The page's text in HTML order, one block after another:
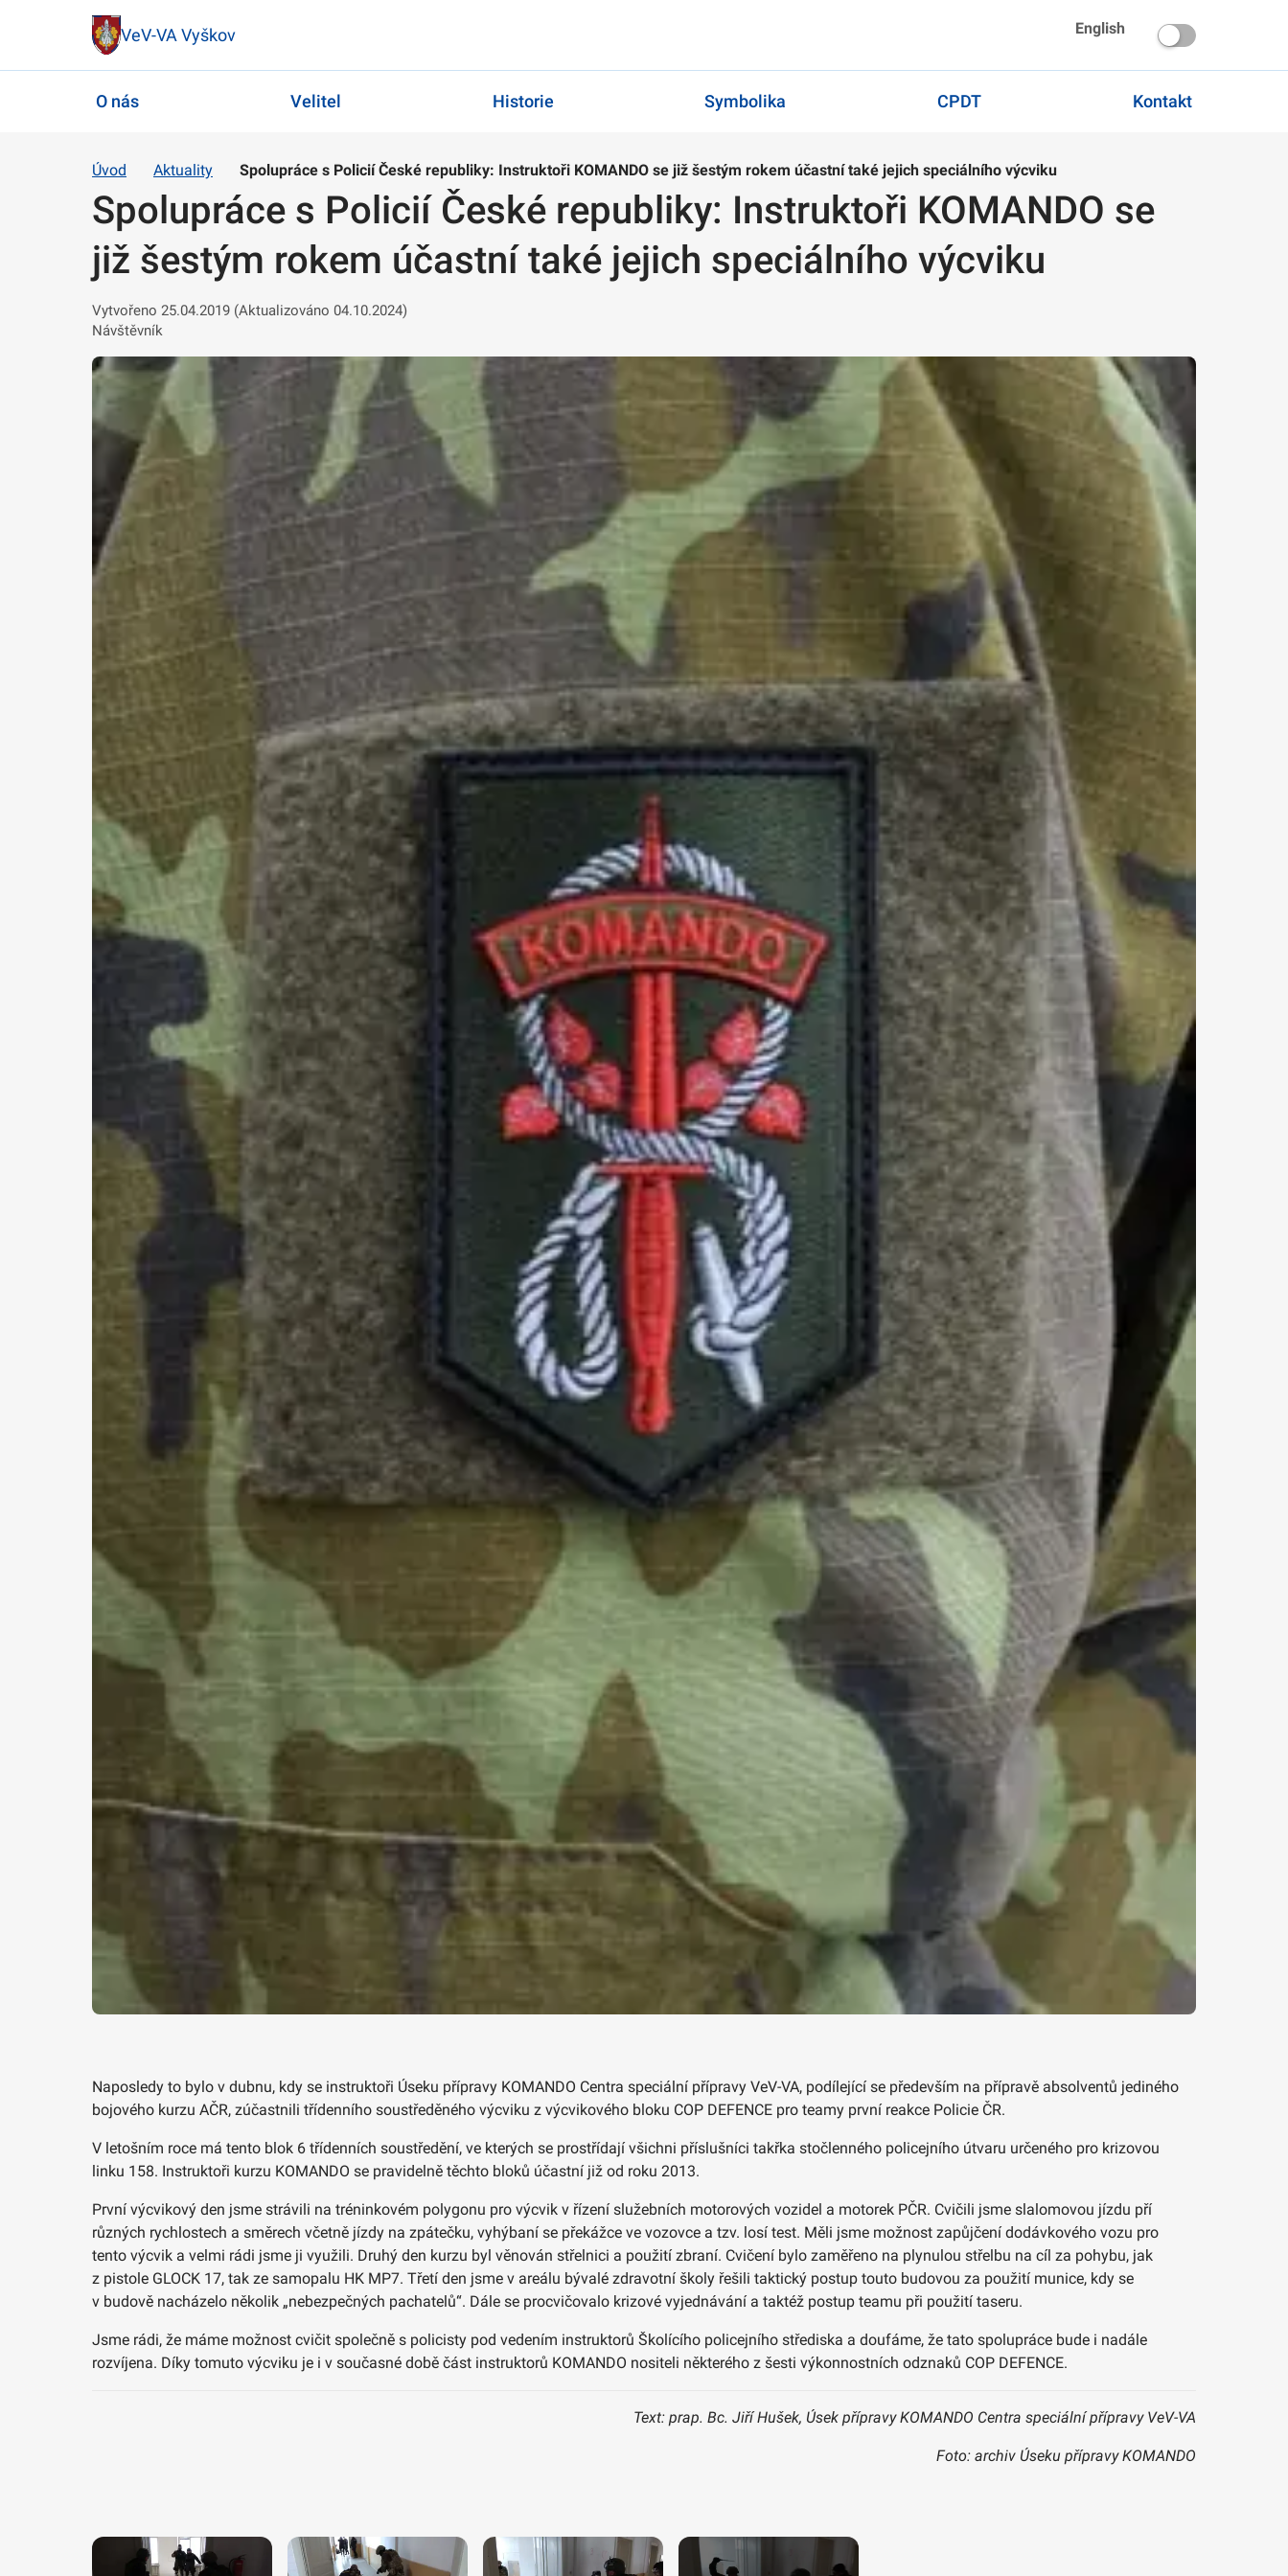
VeV-VA Vyškov English
O nás Velitel Historie Symbolika CPDT Kontakt
Úvod Aktuality Spolupráce s Policií České republiky: Instruktoři KOMANDO se již šestým rokem účastní také jejich speciálního výcviku
Spolupráce s Policií České republiky: Instruktoři KOMANDO se
již šestým rokem účastní také jejich speciálního výcviku
Vytvořeno 25.04.2019 (Aktualizováno 04.10.2024)
Návštěvník
Naposledy to bylo v dubnu, kdy se instruktoři Úseku přípravy KOMANDO Centra speciální přípravy VeV-VA, podílející se především na přípravě absolventů jediného
bojového kurzu AČR, zúčastnili třídenního soustředěného výcviku z výcvikového bloku COP DEFENCE pro teamy první reakce Policie ČR.
V letošním roce má tento blok 6 třídenních soustředění, ve kterých se prostřídají všichni příslušníci takřka stočlenného policejního útvaru určeného pro krizovou
linku 158. Instruktoři kurzu KOMANDO se pravidelně těchto bloků účastní již od roku 2013.
První výcvikový den jsme strávili na tréninkovém polygonu pro výcvik v řízení služebních motorových vozidel a motorek PČR. Cvičili jsme slalomovou jízdu pří
různých rychlostech a směrech včetně jízdy na zpátečku, vyhýbaní se překážce ve vozovce a tzv. losí test. Měli jsme možnost zapůjčení dodávkového vozu pro
tento výcvik a velmi rádi jsme ji využili. Druhý den kurzu byl věnován střelnici a použití zbraní. Cvičení bylo zaměřeno na plynulou střelbu na cíl za pohybu, jak
z pistole GLOCK 17, tak ze samopalu HK MP7. Třetí den jsme v areálu bývalé zdravotní školy řešili taktický postup touto budovou za použití munice, kdy se
v budově nacházelo několik „nebezpečných pachatelů“. Dále se procvičovalo krizové vyjednávání a taktéž postup teamu při použití taseru.
Jsme rádi, že máme možnost cvičit společně s policisty pod vedením instruktorů Školícího policejního střediska a doufáme, že tato spolupráce bude i nadále
rozvíjena. Díky tomuto výcviku je i v současné době část instruktorů KOMANDO nositeli některého z šesti výkonnostních odznaků COP DEFENCE.
Text: prap. Bc. Jiří Hušek, Úsek přípravy KOMANDO Centra speciální přípravy VeV-VA
Foto: archiv Úseku přípravy KOMANDO